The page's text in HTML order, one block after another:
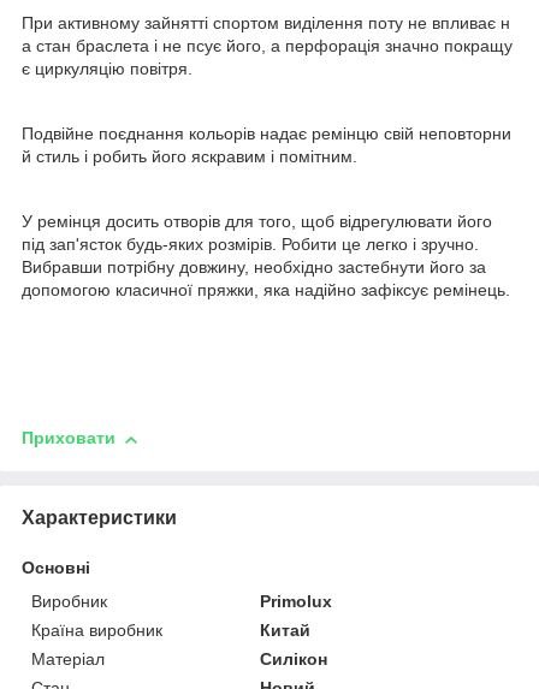
При активному зайнятті спортом виділення поту не впливає н
а стан браслета і не псує його, а перфорація значно покращу
є циркуляцію повітря.
Подвійне поєднання кольорів надає ремінцю свій неповторни
й стиль і робить його яскравим і помітним.
У ремінця досить отворів для того, щоб відрегулювати його
під зап'ясток будь-яких розмірів. Робити це легко і зручно.
Вибравши потрібну довжину, необхідно застебнути його за
допомогою класичної пряжки, яка надійно зафіксує ремінець.
Приховати
Характеристики
Основні
Виробник
Primolux
Країна виробник
Китай
Матеріал
Силікон